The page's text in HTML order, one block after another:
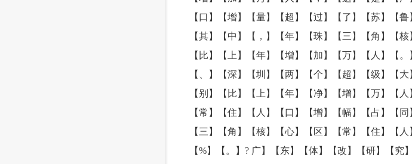
【口】【增】【量】【超】【过】【了】【苏】【
【其】【中】【，】【年】【珠】【三】【角】【
【比】【上】【年】【增】【加】【万】【人】【
【、】【深】【圳】【两】【个】【超】【级】【
【别】【比】【上】【年】【净】【增】【万】【
【常】【住】【人】【口】【增】【幅】【占】【
【三】【角】【核】【心】【区】【常】【住】【
【%】【。】? 广】【东】【体】【改】【研】【究